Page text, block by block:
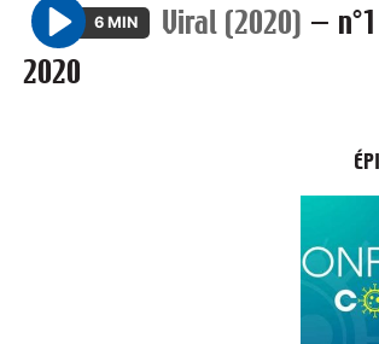
P
l
6 MIN Viral (2020) —
2020